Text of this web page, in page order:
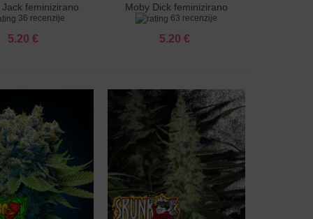
košaricu
Jack feminizirano
sjeme
36 recenzije
5.20 €
Dodaj u košaricu
Moby Dick feminizirano
sjeme
63 recenzije
5.20 €